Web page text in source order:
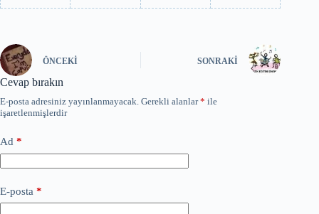
ÖNCEKI SONRAKI
Cevap bırakın
E-posta adresiniz yayınlanmayacak. Gerekli alanlar* ile
işaretlenmişlerdir
Ad *
E-posta *